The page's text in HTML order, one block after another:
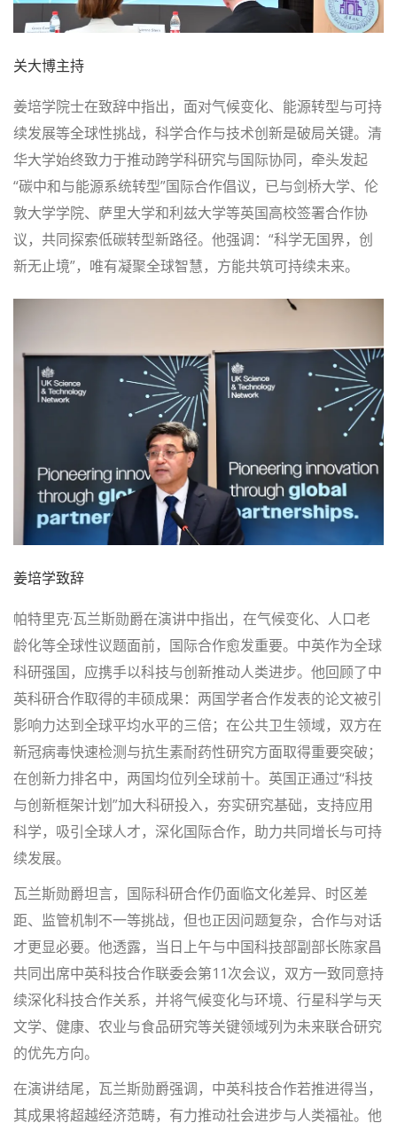
关大博主持
姜培学院士在致辞中指出，面对气候变化、能源转型与可持
续发展等全球性挑战，科学合作与技术创新是破局关键。清
华大学始终致力于推动跨学科研究与国际协同，牵头发起
“碳中和与能源系统转型”国际合作倡议，已与剑桥大学、伦
敦大学学院、萨里大学和利兹大学等英国高校签署合作协
议，共同探索低碳转型新路径。他强调：“科学无国界，创
新无止境”，唯有凝聚全球智慧，方能共筑可持续未来。
姜培学致辞
帕特里克·瓦兰斯勋爵在演讲中指出，在气候变化、人口老
龄化等全球性议题面前，国际合作愈发重要。中英作为全球
科研强国，应携手以科技与创新推动人类进步。他回顾了中
英科研合作取得的丰硕成果：两国学者合作发表的论文被引
影响力达到全球平均水平的三倍；在公共卫生领域，双方在
新冠病毒快速检测与抗生素耐药性研究方面取得重要突破；
在创新力排名中，两国均位列全球前十。英国正通过“科技
与创新框架计划”加大科研投入，夯实研究基础，支持应用
科学，吸引全球人才，深化国际合作，助力共同增长与可持
续发展。
瓦兰斯勋爵坦言，国际科研合作仍面临文化差异、时区差
距、监管机制不一等挑战，但也正因问题复杂，合作与对话
才更显必要。他透露，当日上午与中国科技部副部长陈家昌
共同出席中英科技合作联委会第11次会议，双方一致同意持
续深化科技合作关系，并将气候变化与环境、行星科学与天
文学、健康、农业与食品研究等关键领域列为未来联合研究
的优先方向。
在演讲结尾，瓦兰斯勋爵强调，中英科技合作若推进得当，
其成果将超越经济范畴，有力推动社会进步与人类福祉。他